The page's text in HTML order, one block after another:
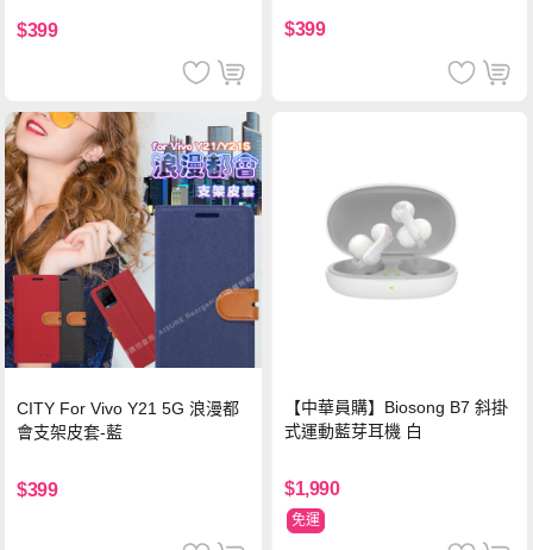
$399 $399
CITY For Vivo Y21 5G 浪漫都
會支架皮套-藍
$399
【中華員購】Biosong B7 斜掛
式運動藍芽耳機 白
$1,990
免運